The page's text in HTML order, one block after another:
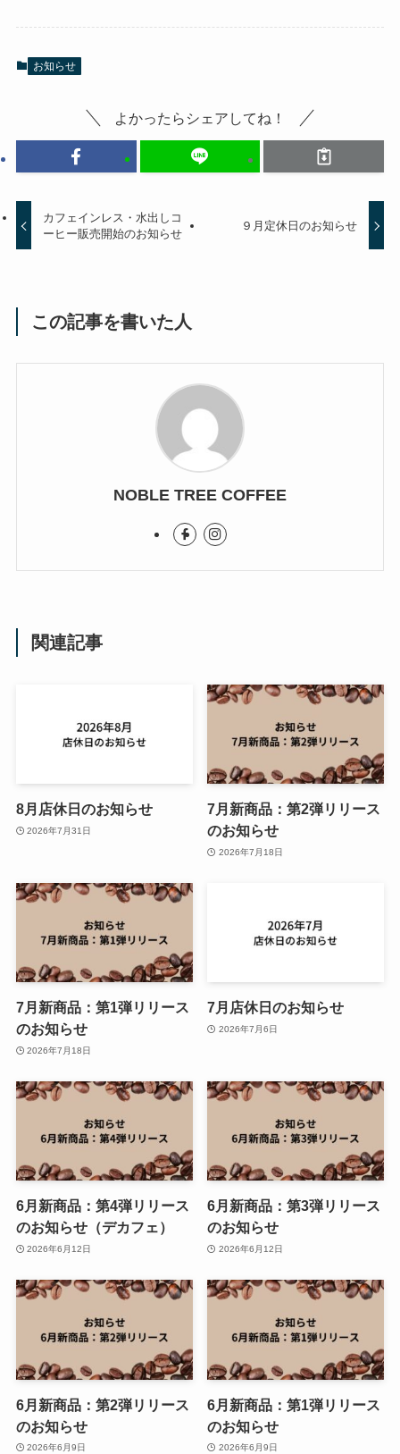
お知らせ
よかったらシェアしてね！
カフェインレス・水出しコ
ーヒー販売開始のお知らせ
９月定休日のお知らせ
この記事を書いた人
NOBLE TREE COFFEE
関連記事
8月店休日のお知らせ
2026年7月31日
7月新商品：第2弾リリース
のお知らせ
2026年7月18日
7月新商品：第1弾リリース
のお知らせ
2026年7月18日
7月店休日のお知らせ
2026年7月6日
6月新商品：第4弾リリース
のお知らせ（デカフェ）
2026年6月12日
6月新商品：第3弾リリース
のお知らせ
2026年6月12日
6月新商品：第2弾リリース
のお知らせ
2026年6月9日
6月新商品：第1弾リリース
のお知らせ
2026年6月9日